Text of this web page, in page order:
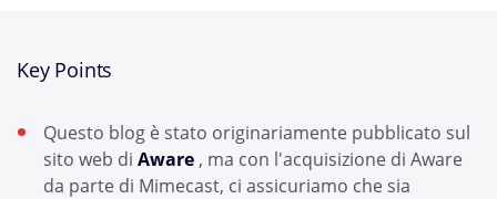
Key Points
Questo blog è stato originariamente pubblicato sul
sito web di Aware , ma con l'acquisizione di Aware
da parte di Mimecast, ci assicuriamo che sia